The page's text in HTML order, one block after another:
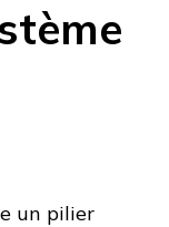
un pilier